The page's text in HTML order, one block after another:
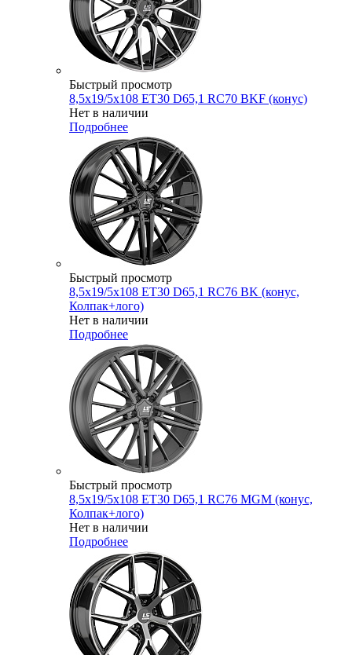
Быстрый просмотр
8,5x19/5x108 ET30 D65,1 RC70 BKF (конус)
Нет в наличии
Подробнее
Быстрый просмотр
8,5x19/5x108 ET30 D65,1 RC76 BK (конус,
Колпак+лого)
Нет в наличии
Подробнее
Быстрый просмотр
8,5x19/5x108 ET30 D65,1 RC76 MGM (конус,
Колпак+лого)
Нет в наличии
Подробнее